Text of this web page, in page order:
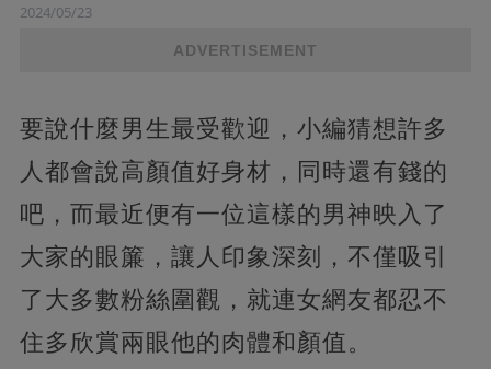
2024/05/23
ADVERTISEMENT
要說什麼男生最受歡迎，小編猜想許多
人都會說高顏值好身材，同時還有錢的
吧，而最近便有一位這樣的男神映入了
大家的眼簾，讓人印象深刻，不僅吸引
了大多數粉絲圍觀，就連女網友都忍不
住多欣賞兩眼他的肉體和顏值。